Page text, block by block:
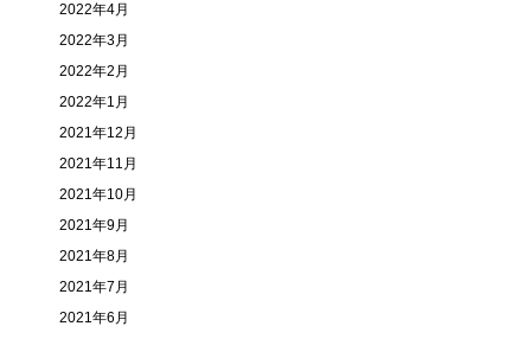
2022年4月
2022年3月
2022年2月
2022年1月
2021年12月
2021年11月
2021年10月
2021年9月
2021年8月
2021年7月
2021年6月